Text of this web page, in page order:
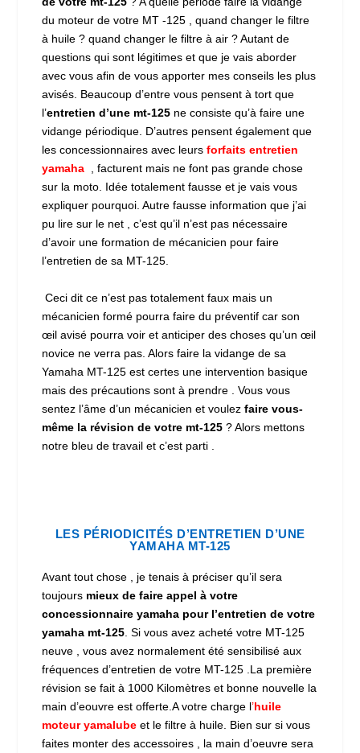
du moteur de votre MT -125 , quand changer le filtre
à huile ? quand changer le filtre à air ? Autant de
questions qui sont légitimes et que je vais aborder
avec vous afin de vous apporter mes conseils les plus
avisés. Beaucoup d’entre vous pensent à tort que
l’entretien d’une mt-125 ne consiste qu’à faire une
vidange périodique. D’autres pensent également que
les concessionnaires avec leursforfaits entretien
yamaha , facturent mais ne font pas grande chose
sur la moto. Idée totalement fausse et je vais vous
expliquer pourquoi. Autre fausse information que j’ai
pu lire sur le net , c’est qu’il n’est pas nécessaire
d’avoir une formation de mécanicien pour faire
l’entretien de sa MT-125.
Ceci dit ce n’est pas totalement faux mais un
mécanicien formé pourra faire du préventif car son
œil avisé pourra voir et anticiper des choses qu’un œil
novice ne verra pas. Alors faire la vidange de sa
Yamaha MT-125 est certes une intervention basique
mais des précautions sont à prendre . Vous vous
sentez l’âme d’un mécanicien et voulezfaire vous-
même la révision de votre mt-125 ? Alors mettons
notre bleu de travail et c’est parti .
LES PÉRIODICITÉS D’ENTRETIEN D’UNE
YAMAHA MT-125
Avant tout chose , je tenais à préciser qu’il sera
toujours mieux de faire appel à votre
concessionnaire yamaha pour l’entretien de votre
yamaha mt-125 . Si vous avez acheté votre MT-125
neuve , vous avez normalement été sensibilisé aux
fréquences d’entretien de votre MT-125 .La première
révision se fait à 1000 Kilomètres et bonne nouvelle la
main d’eouvre est offerte.A votre charge l’huile
moteur yamalube et le filtre à huile. Bien sur si vous
faites monter des accessoires , la main d’oeuvre sera